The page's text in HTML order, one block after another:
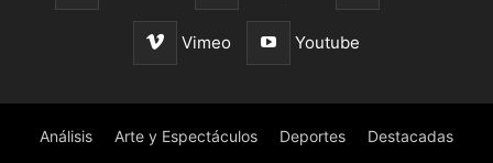
Vimeo Youtube
Análisis Arte y Espectáculos Deportes Destacadas